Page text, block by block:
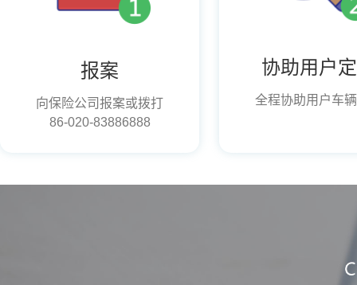
报案
向保险公司报案或拨打
86-020-83886888
协助用户
全程协助用户车